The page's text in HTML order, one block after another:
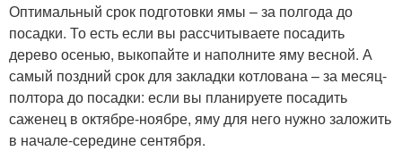
Оптимальный срок подготовки ямы – за полгода до
посадки. То есть если вы рассчитываете посадить
дерево осенью, выкопайте и наполните яму весной. А
самый поздний срок для закладки котлована – за месяц-
полтора до посадки: если вы планируете посадить
саженец в октябре-ноябре, яму для него нужно заложить
в начале-середине сентября.